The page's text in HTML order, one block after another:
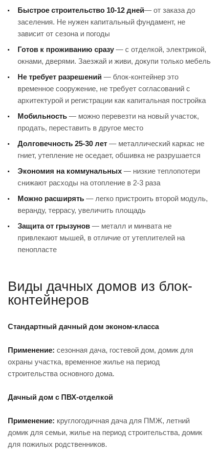
Быстрое строительство 10-12 дней— от заказа до
заселения. Не нужен капитальный фундамент, не
зависит от сезона и погоды
Готов к проживанию сразу — с отделкой, электрикой,
окнами, дверями. Заезжай и живи, докупи только мебель
Не требует разрешений — блок-контейнер это
временное сооружение, не требует согласований с
архитектурой и регистрации как капитальная постройка
Мобильность — можно перевезти на новый участок,
продать, переставить в другое место
Долговечность 25-30 лет — металлический каркас не
гниет, утепление не оседает, обшивка не разрушается
Экономия на коммунальных — низкие теплопотери
снижают расходы на отопление в 2-3 раза
Можно расширять — легко пристроить второй модуль,
веранду, террасу, увеличить площадь
Защита от грызунов — металл и минвата не
привлекают мышей, в отличие от утеплителей на
пенопласте
Виды дачных домов из блок-
контейнеров
Стандартный дачный дом эконом-класса
Применение: сезонная дача, гостевой дом, домик для
охраны участка, временное жилье на период
строительства основного дома.
Дачный дом с ПВХ-отделкой
Применение: круглогодичная дача для ПМЖ, летний
домик для семьи, жилье на период строительства, домик
для пожилых родственников.